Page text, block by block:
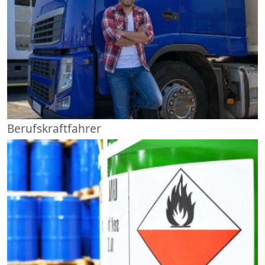
Berufskraftfahrer